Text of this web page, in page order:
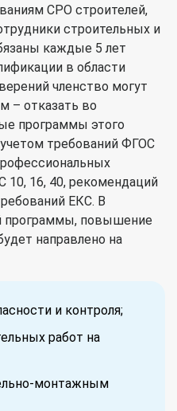
СРО строителей,
строительных и
каждые 5 лет
в области
членство могут
– отказать во
программы этого
требований ФГОС
10, 16, 40, рекомендаций
ЕКС. В
программы, повышение
направлено на
и контроля;
работ на
монтажным